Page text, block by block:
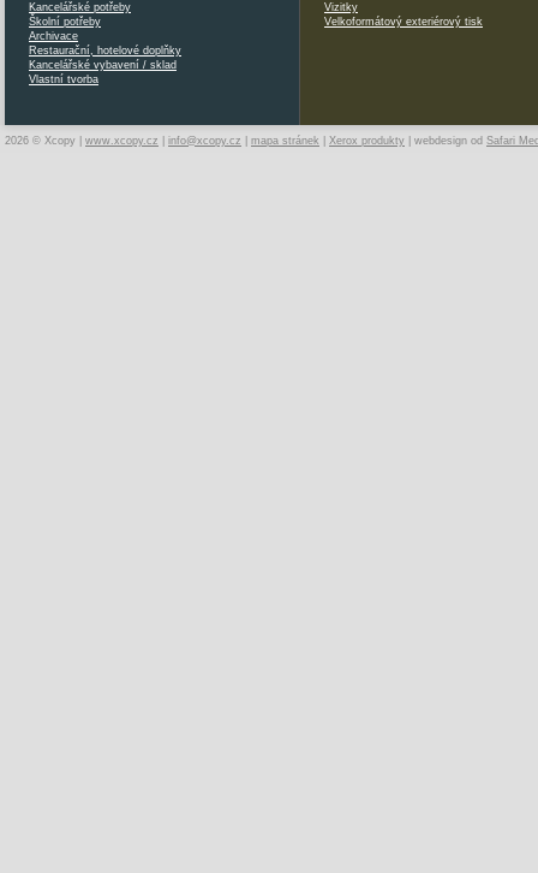
Kancelářské potřeby
Školní potřeby
Archivace
Restaurační, hotelové doplňky
Kancelářské vybavení / sklad
Vlastní tvorba
Vizitky
Velkoformátový exteriérový tisk
2026 © Xcopy | www.xcopy.cz info@xcopy.cz mapa stránek Xerox produkty | webdesign od Safari